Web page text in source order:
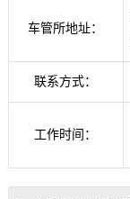
车管所地址：
联系方式：
工作时间：